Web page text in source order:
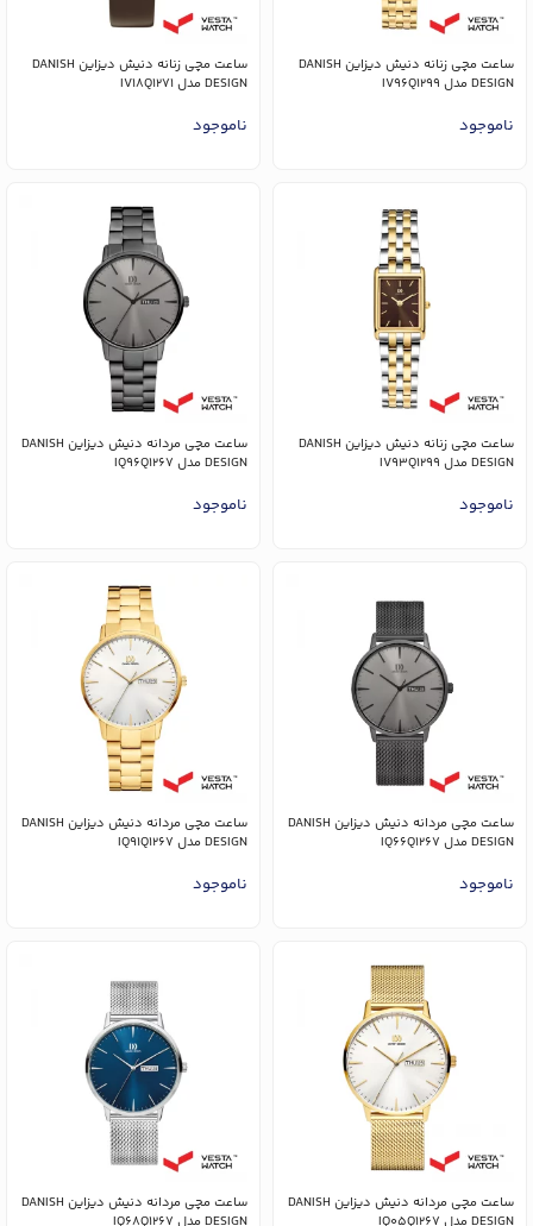
ساعت مچی زنانه دنیش دیزاین DANISH
DESIGN مدل IV96Q1299
ناموجود
ساعت مچی زنانه دنیش دیزاین DANISH
DESIGN مدل IV18Q1271
ناموجود
ساعت مچی زنانه دنیش دیزاین DANISH
DESIGN مدل IV93Q1299
ناموجود
ساعت مچی مردانه دنیش دیزاین DANISH
DESIGN مدل IQ96Q1267
ناموجود
ساعت مچی مردانه دنیش دیزاین DANISH
DESIGN مدل IQ66Q1267
ناموجود
ساعت مچی مردانه دنیش دیزاین DANISH
DESIGN مدل IQ91Q1267
ناموجود
ساعت مچی مردانه دنیش دیزاین DANISH
DESIGN مدل IQ05Q1267
ساعت مچی مردانه دنیش دیزاین DANISH
DESIGN مدل IQ68Q1267